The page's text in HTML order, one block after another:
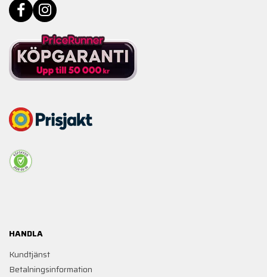
HANDLA
Kundtjänst
Betalningsinformation